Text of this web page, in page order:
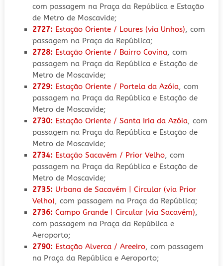
com passagem na Praça da República e Estação
de Metro de Moscavide;
2727: Estação Oriente / Loures (via Unhos), com
passagem na Praça da República;
2728: Estação Oriente / Bairro Covina, com
passagem na Praça da República e Estação de
Metro de Moscavide;
2729: Estação Oriente / Portela da Azóia, com
passagem na Praça da República e Estação de
Metro de Moscavide;
2730: Estação Oriente / Santa Iria da Azóia, com
passagem na Praça da República e Estação de
Metro de Moscavide;
2734: Estação Sacavém / Prior Velho, com
passagem na Praça da República e Estação de
Metro de Moscavide;
2735: Urbana de Sacavém | Circular (via Prior
Velho), com passagem na Praça da República;
2736: Campo Grande | Circular (via Sacavém),
com passagem na Praça da República e
Aeroporto;
2790: Estação Alverca / Areeiro, com passagem
na Praça da República e Aeroporto;